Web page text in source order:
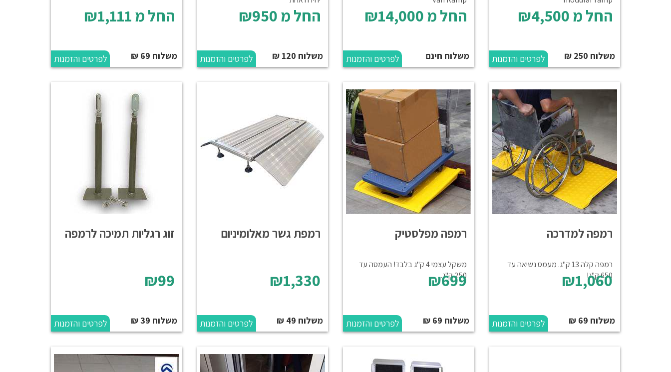
החל מ
משלוח 250 ₪ לפרטים והזמנות
החל מ
משלוח חינם לפרטים והזמנות
החל מ
משלוח 120 ₪ לפרטים והזמנות
החל מ
משלוח 69 ₪ לפרטים והזמנות
רמפה למדרכה
רמפה קלה 13 ק"ג. מעמס נשיאה עד
650 ק"ג!
₪1,060
משלוח 69 ₪ לפרטים והזמנות
רמפה מפלסטיק
משקל עצמי 4 ק"ג בלבד! העמסה עד
250 ק"ג.
₪699
משלוח 69 ₪ לפרטים והזמנות
רמפת גשר מאלומיניום
₪1,330
משלוח 49 ₪ לפרטים והזמנות
זוג רגליות תמיכה לרמפה
₪99
משלוח 39 ₪ לפרטים והזמנות